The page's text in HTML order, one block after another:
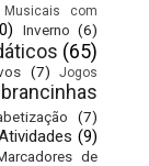
Musicais com
Inverno (6)
(65)
(7)
Jogos
(7)
(9)
de